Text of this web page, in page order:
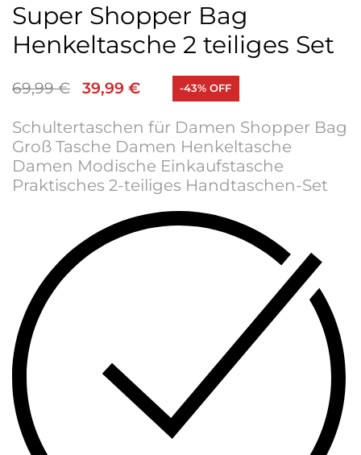
Super Shopper Bag
Henkeltasche 2 teiliges Set
69,99€ 39,99 € -43% OFF
Schultertaschen für Damen Shopper Bag
Groß Tasche Damen Henkeltasche
Damen Modische Einkaufstasche
Praktisches 2-teiliges Handtaschen-Set